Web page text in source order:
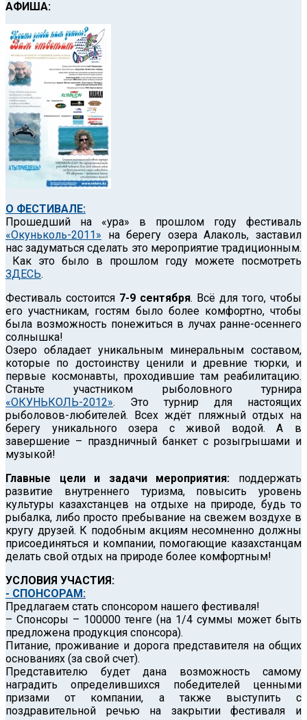
АФИША:
О ФЕСТИВАЛЕ:
Прошедший на «ура» в прошлом году фестиваль
«Окуньколь-2011» на берегу озера Алаколь, заставил
нас задуматься сделать это мероприятие традиционным.
Как это было в прошлом году можете посмотреть
ЗДЕСЬ.
Фестиваль состоится 7-9 сентября. Всё для того, чтобы
его участникам, гостям было более комфортно, чтобы
была возможность понежиться в лучах ранне-осеннего
солнышка!
Озеро обладает уникальным минеральным составом,
которые по достоинству ценили и древние тюрки, и
первые космонавты, проходившие там реабилитацию.
Станьте участником рыболовного турнира
«ОКУНЬКОЛЬ-2012». Это турнир для настоящих
рыболовов-любителей. Всех ждёт пляжный отдых на
берегу уникального озера с живой водой. А в
завершение – праздничный банкет с розыгрышами и
музыкой!
Главные цели и задачи мероприятия: поддержать
развитие внутреннего туризма, повысить уровень
культуры казахстанцев на отдыхе на природе, будь то
рыбалка, либо просто пребывание на свежем воздухе в
кругу друзей. К подобным акциям несомненно должны
присоединяться и компании, помогающие казахстанцам
делать свой отдых на природе более комфортным!
УСЛОВИЯ УЧАСТИЯ:
- СПОНСОРАМ:
Предлагаем стать спонсором нашего фестиваля!
– Спонсоры – 100000 тенге (на 1/4 суммы может быть
предложена продукция спонсора).
Питание, проживание и дорога представителя на общих
основаниях (за свой счет).
Представителю будет дана возможность самому
наградить определившихся победителей ценными
призами от компании, а также выступить с
поздравительной речью на закрытии фестиваля и